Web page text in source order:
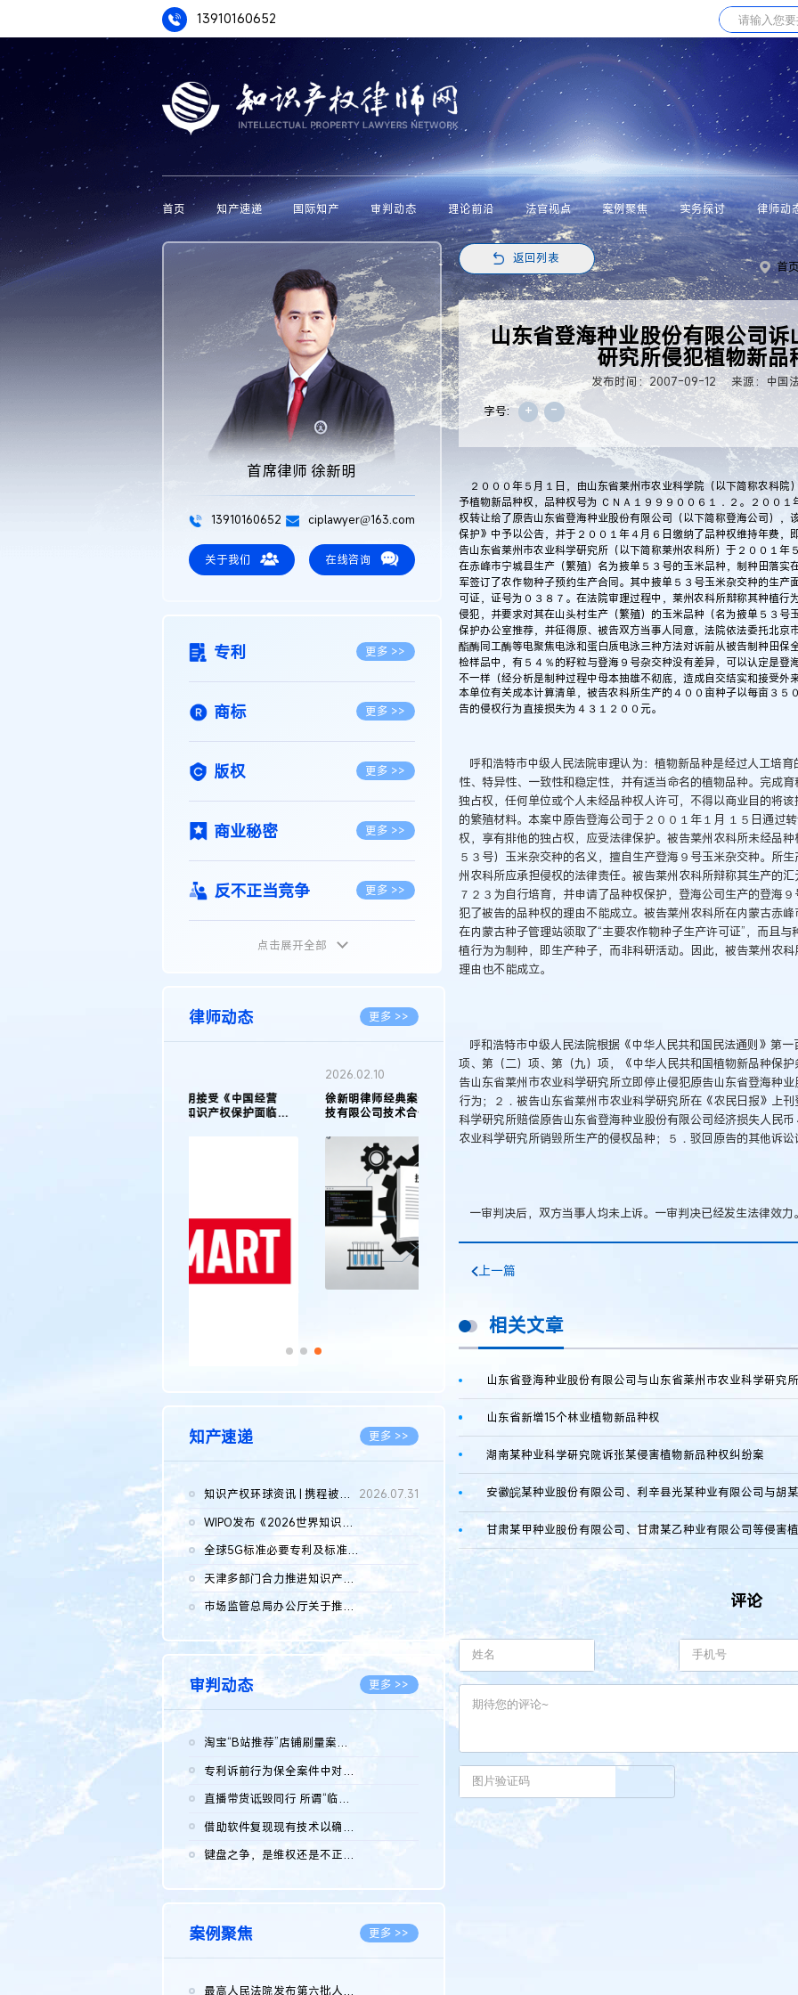
13910160652
首页 知产速递 国际知产 审判动态 理论前沿 法官视点 案例聚焦 实务探讨 律师动
首席律师 徐新明
13910160652 ciplawyer@163.com
关于我们 在线咨询
专利 更多 >>
商标 更多 >>
版权 更多 >>
商业秘密 更多 >>
反不正当竞争 更多 >>
植物新品种
地理标志 更多 >>
集成电路布图设计 更多 >>
更多 >>
点击展开全部
律师动态 更多 >>
徐新明律师经典案例：刘某与西安某生物科
技有限公司技术合作开发合同纠纷案
知产速递 更多 >>
知识产权环球资讯 | 携程被市监总局罚51.79亿；瑞幸泰国商标案上...
2026.07.31
WIPO发布《2026世界知识产权报告》 含报告全文
全球5G标准必要专利及标准提案研究报告（2026年）全文发布
天津多部门合力推进知识产权保护工作
2026.08.05
市场监管总局办公厅关于推广第一批全国商业秘密保护创新试点典型...
2026.08.05
审判动态 更多 >>
淘宝“B站推荐”店铺刷量案维持原判，两被告连带赔偿150万元
专利诉前行为保全案件中对仿制药申请人曾作出三类声明的考量及违...
直播带货诋毁同行 所谓“临场发挥”不免责
借助软件复现现有技术以确认相关参数特征是否被公开
键盘之争，是维权还是不正当竞争？
案例聚焦 更多 >>
最高人民法院发布第六批人民法院种业知识产权司法保护典型案例 含...
返回列表
首
山东省登海种业股份有限公司
研究所侵犯植物新品
发布时间：2007-09-12
来源：中国
字号:
+ -
２０００年５月１日，由山东省莱州市农业科学院（以下简称农科院
予植物新品种权，品种权号为 ＣＮＡ１９９９００６１．２。２００
权转让给了原告山东省登海种业股份有限公司（以下简称登海公司），
保护》中予以公告，并于２００１年４月６日缴纳了品种权维持年费，
告山东省莱州市农业科学研究所（以下简称莱州农科所）于２００１年
在赤峰市宁城县生产（繁殖）名为掖单５３号的玉米品种，制种田落实
军签订了农作物种子预约生产合同。其中掖单５３号玉米杂交种的生
可证，证号为０３８７。在法院审理过程中，莱州农科所辩称其种植
侵犯，并要求对其在山头村生产（繁殖）的玉米品种（名为掖单５３号
保护办公室推荐，并征得原、被告双方当事人同意，法院依法委托北京
酯酶同工酶等电聚焦电泳和蛋白质电泳三种方法对诉前从被告制种田保
检样品中，有５４％的籽粒与登海９号杂交种没有差异，可以认定是登
不一样（经分析是制种过程中母本抽雄不彻底，造成自交结实和接受
本单位有关成本计算清单，被告农科所生产的４００亩种子以每亩３５
告的侵权行为直接损失为４３１２００元。
呼和浩特市中级人民法院审理认为：植物新品种是经过人工培
性、特异性、一致性和稳定性，并有适当命名的植物品种。完成
独占权，任何单位或个人未经品种权人许可，不得以商业目的将
的繁殖材料。本案中原告登海公司于２００１年１月 １５日通过
权，享有排他的独占权，应受法律保护。被告莱州农科所未经品
５３号）玉米杂交种的名义，擅自生产登海９号玉米杂交种。所
州农科所应承担侵权的法律责任。被告莱州农科所辩称其生产的
７２３为自行培育，并申请了品种权保护，登海公司生产的登海
犯了被告的品种权的理由不能成立。被告莱州农科所在内蒙古赤
在内蒙古种子管理站领取了“主要农作物种子生产许可证”，而且
植行为为制种，即生产种子，而非科研活动。因此，被告莱州农
理由也不能成立。
呼和浩特市中级人民法院根据《中华人民共和国民法通则》第
项、第（二）项、第（九）项，《中华人民共和国植物新品种保
告山东省莱州市农业科学研究所立即停止侵犯原告山东省登海种
行为；２．被告山东省莱州市农业科学研究所在《农民日报》上
科学研究所赔偿原告山东省登海种业股份有限公司经济损失人民
农业科学研究所销毁所生产的侵权品种；５．驳回原告的其他诉讼
一审判决后，双方当事人均未上诉。一审判决已经发生法律效力
上一篇
相关文章
山东省新增15个林业植物新品种权
湖南某种业科学研究院诉张某侵害植物新品种权纠纷案
评论